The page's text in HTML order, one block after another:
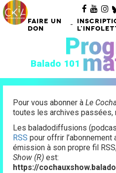
FAIRE UN
DON
-
Balado 101
Pour vous abonner à Le
toutes les archives passées,
Les baladodiffusions
RSS pour offrir l’abonnement
émission à son propre fil
Show (R) est:
https://